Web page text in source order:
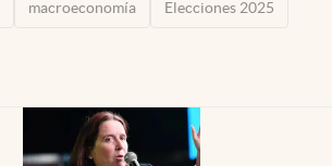
macroeconomía Elecciones 2025